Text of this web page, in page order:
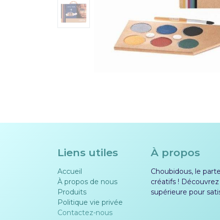
Liens utiles
Accueil
À propos de nous
Produits
Politique vie privée​​
Contactez-nous
À propos
Choubidous, le
créatifs !
supérieure pour